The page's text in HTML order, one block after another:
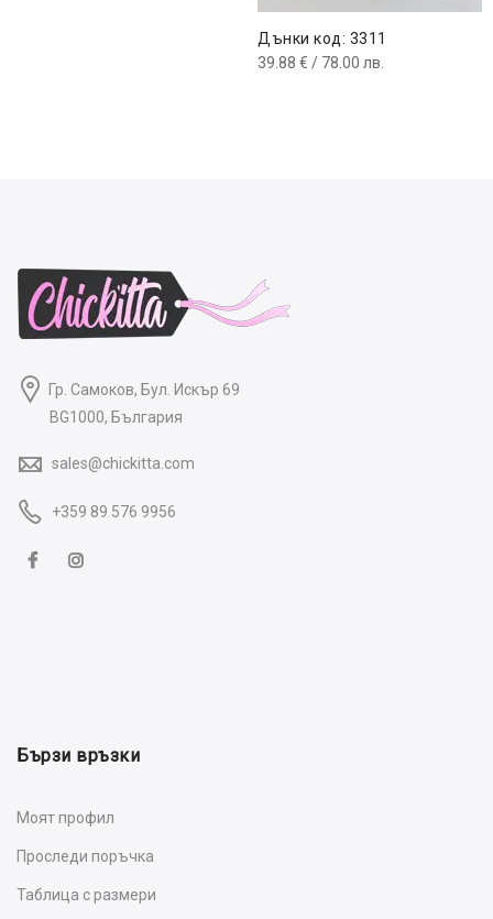
Дънки код: 3311
39.88 € / 78.00 лв.
Гр. Самоков, Бул. Искър 69
BG1000, България
sales@chickitta.com
+359 89 576 9956
Бързи връзки
Моят профил
Проследи поръчка
Таблица с размери